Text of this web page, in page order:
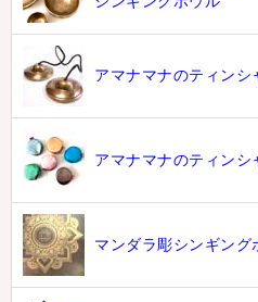
アマナマナのティンシ
アマナマナのティンシ
マンダラ彫シンギング